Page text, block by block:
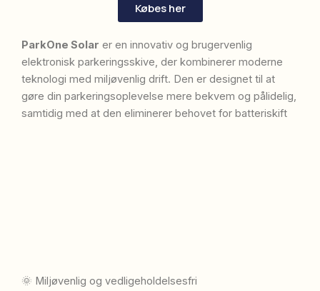
Købes her
ParkOne Solar er en innovativ og brugervenlig
elektronisk parkeringsskive, der kombinerer moderne
teknologi med miljøvenlig drift. Den er designet til at
gøre din parkeringsoplevelse mere bekvem og pålidelig,
samtidig med at den eliminerer behovet for batteriskift
🌞 Miljøvenlig og vedligeholdelsesfri